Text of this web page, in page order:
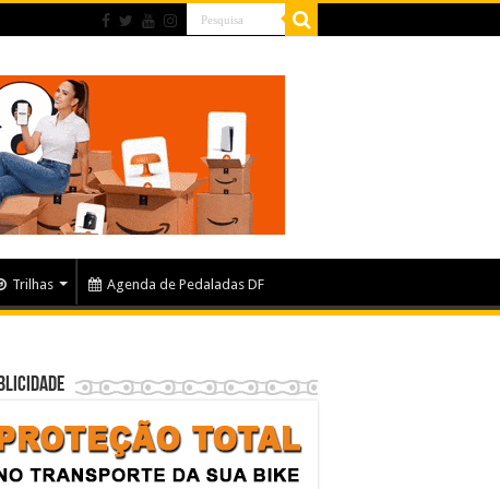
Trilhas Agenda de Pedaladas DF